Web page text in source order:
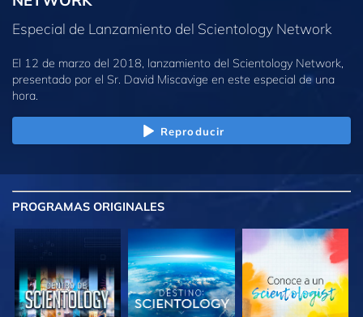
Especial de Lanzamiento del Scientology Network
El 12 de marzo del 2018, lanzamiento del Scientology Network,
presentado por el Sr. David Miscavige en este especial de una
hora.
Reproducir
PROGRAMAS ORIGINALES